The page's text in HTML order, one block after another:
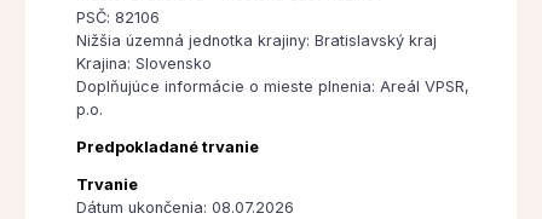
PSČ: 82106
Nižšia územná jednotka krajiny: Bratislavský kraj
Krajina: Slovensko
Doplňujúce informácie o mieste plnenia: Areál VPSR,
p.o.
Predpokladané trvanie
Trvanie
Dátum ukončenia: 08.07.2026